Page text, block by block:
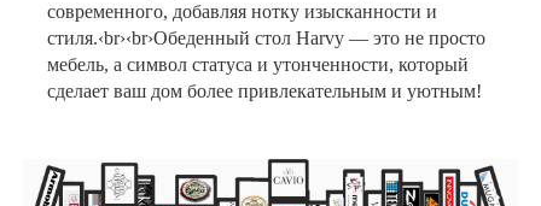
современного, добавляя нотку изысканности и
стиля.‹br›‹br›Обеденный стол Hаrvy — это не просто
мебель, а символ статуса и утонченности, который
сделает ваш дом более привлекательным и уютным!